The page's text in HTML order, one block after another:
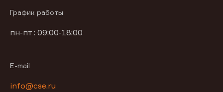
График работы
пн-пт : 09:00-18:00
E-mail
info@cse.ru